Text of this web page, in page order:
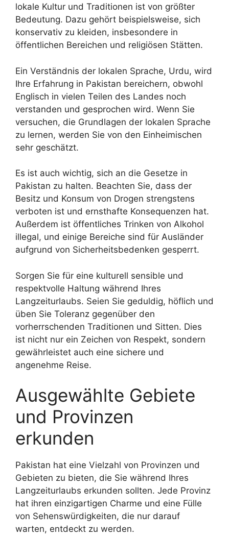
lokale Kultur und Traditionen ist von größter
Bedeutung. Dazu gehört beispielsweise, sich
konservativ zu kleiden, insbesondere in
öffentlichen Bereichen und religiösen Stätten.
Ein Verständnis der lokalen Sprache, Urdu, wird
Ihre Erfahrung in Pakistan bereichern, obwohl
Englisch in vielen Teilen des Landes noch
verstanden und gesprochen wird. Wenn Sie
versuchen, die Grundlagen der lokalen Sprache
zu lernen, werden Sie von den Einheimischen
sehr geschätzt.
Es ist auch wichtig, sich an die Gesetze in
Pakistan zu halten. Beachten Sie, dass der
Besitz und Konsum von Drogen strengstens
verboten ist und ernsthafte Konsequenzen hat.
Außerdem ist öffentliches Trinken von Alkohol
illegal, und einige Bereiche sind für Ausländer
aufgrund von Sicherheitsbedenken gesperrt.
Sorgen Sie für eine kulturell sensible und
respektvolle Haltung während Ihres
Langzeiturlaubs. Seien Sie geduldig, höflich und
üben Sie Toleranz gegenüber den
vorherrschenden Traditionen und Sitten. Dies
ist nicht nur ein Zeichen von Respekt, sondern
gewährleistet auch eine sichere und
angenehme Reise.
Ausgewählte Gebiete
und Provinzen
erkunden
Pakistan hat eine Vielzahl von Provinzen und
Gebieten zu bieten, die Sie während Ihres
Langzeiturlaubs erkunden sollten. Jede Provinz
hat ihren einzigartigen Charme und eine Fülle
von Sehenswürdigkeiten, die nur darauf
warten, entdeckt zu werden.